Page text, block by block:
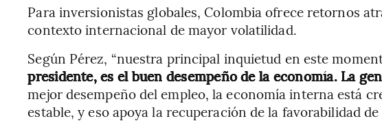
Para inversionistas globales, Colombia ofrece retornos
contexto internacional de mayor volatilidad.
Según Pérez, “nuestra principal inquietud en este
presidente, es el buen desempeño de la economía. La
mejor desempeño del empleo, la economía interna está
estable, y eso apoya la recuperación de la favorabilidad de